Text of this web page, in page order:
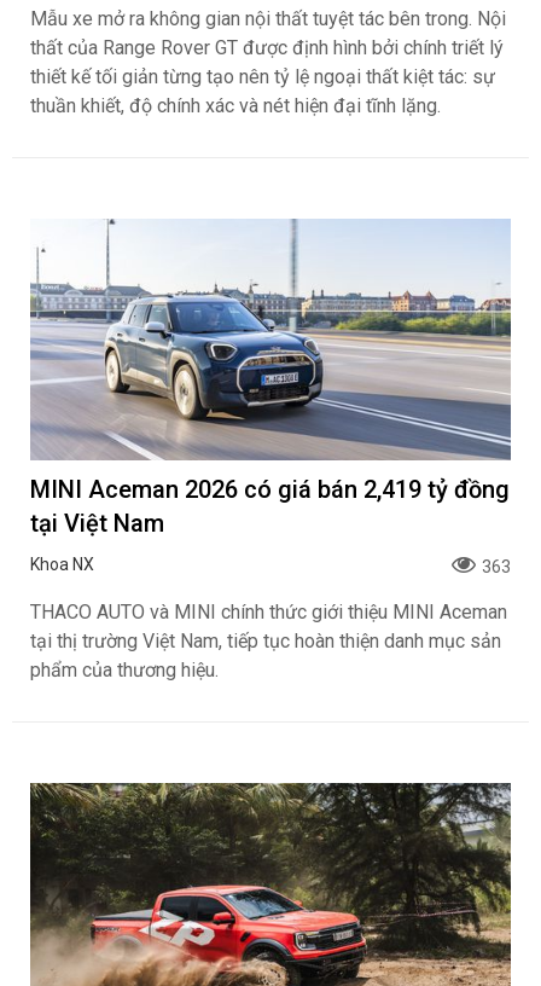
Mẫu xe mở ra không gian nội thất tuyệt tác bên trong. Nội
thất của Range Rover GT được định hình bởi chính triết lý
thiết kế tối giản từng tạo nên tỷ lệ ngoại thất kiệt tác: sự
thuần khiết, độ chính xác và nét hiện đại tĩnh lặng.
MINI Aceman 2026 có giá bán 2,419 tỷ đồng
tại Việt Nam
Khoa NX 363
THACO AUTO và MINI chính thức giới thiệu MINI Aceman
tại thị trường Việt Nam, tiếp tục hoàn thiện danh mục sản
phẩm của thương hiệu.